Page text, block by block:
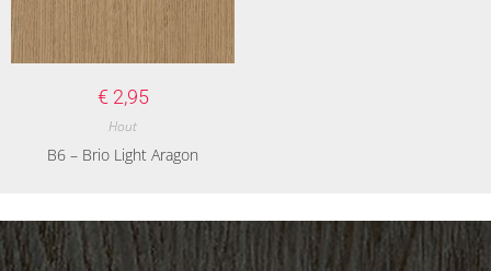
€ 2,95
Hout
B6 – Brio Light Aragon